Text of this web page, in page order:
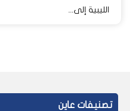
الليبية إلى...
تصنيفات عاين